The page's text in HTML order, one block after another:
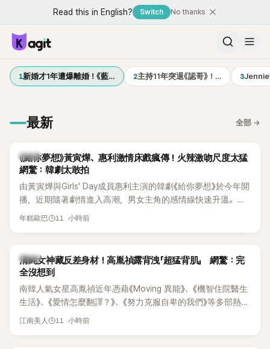
Read this in English? Switch No thanks
1新婚才1年遭爆離婚！《藍… 2主持11年突退《認哥》！… 3Jennie
最新 全部 →
韓劇
《給你夢想》黃寅燁、惠利激情床戲瘋傳！火辣激吻尺度太猛
網驚：韓劇太敢拍
由黃寅燁與Girls' Day成員惠利主演的韓劇《給你夢想》於今年開
播，近期隨著劇情進入高潮，男女主角的感情線快速升溫。最
新播出的第8集不僅上演火辣吻戲，更接連出現床戲橋段，讓
年糕歐巴 11 小時前
韓星
清純女神藏反差身材！高胤禎露背洩「超猛背肌」 網驚：完
全沒想到
南韓人氣女星高胤禎近年憑藉《Moving 異能》、《機智住院醫生
生活》、《愛情怎麼翻譯？》、《努力克服自卑的我們》等多部熱門
作品，躍升為韓劇新一代女神代表，不僅演技備受肯定，精緻
江南美人 11 小時前